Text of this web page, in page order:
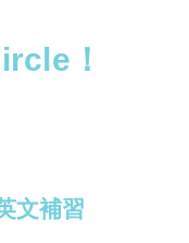
！
文補習